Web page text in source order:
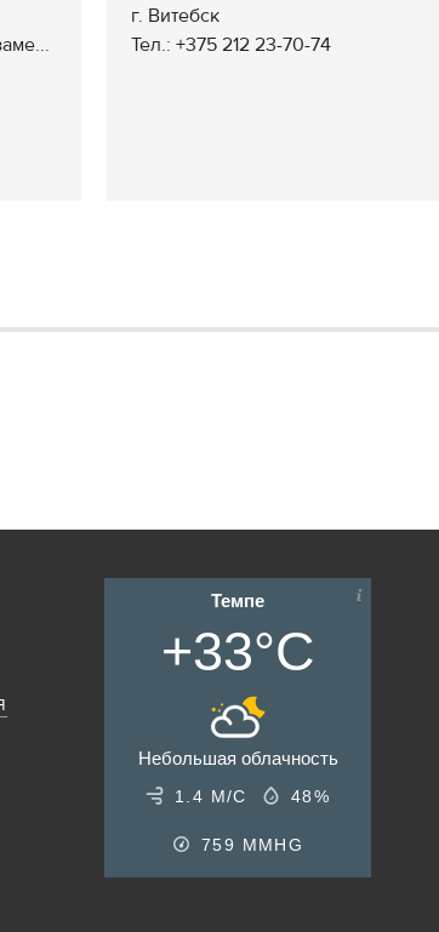
г. Витебск
Тел.: +375 212 23-70-74
Темпе
+33°C
Небольшая облачность
1.4 М/С 48%
759 MMHG